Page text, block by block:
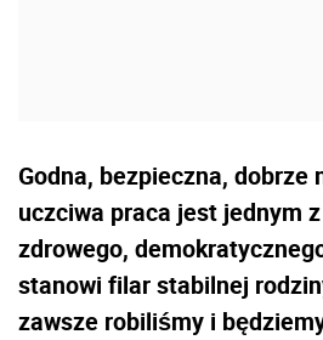
Godna, bezpieczna, dobrze
uczciwa praca jest jednym
zdrowego,
stanowi filar stabilnej
zawsze robiliśmy i